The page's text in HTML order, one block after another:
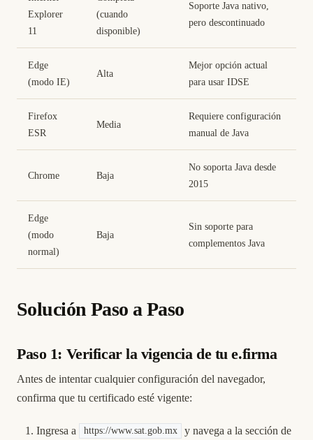
Explorer
11
(cuando
disponible)
Soporte Java nativo,
pero descontinuado
Edge
(modo IE)
Alta
Mejor opción actual
para usar IDSE
Firefox
ESR
Media
Requiere configuración
manual de Java
Chrome Baja
No soporta Java desde
2015
Edge
(modo
normal)
Baja
Sin soporte para
complementos Java
Solución Paso a Paso
Paso 1: Verificar la vigencia de tu e.firma
Antes de intentar cualquier configuración del navegador,
confirma que tu certificado esté vigente:
Ingresa a https://www.sat.gob.mx
y navega a la sección de